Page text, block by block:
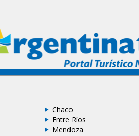
Chaco
Entre Ríos
Mendoza